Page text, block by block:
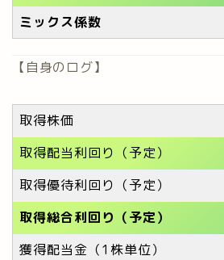
ミックス係数
【自身のログ】
取得株価
取得配当利回り（予定）
取得優待利回り（予定）
取得総合利回り（予定）
獲得配当金（1株単位）